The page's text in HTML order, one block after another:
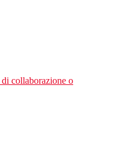
collaborazione o